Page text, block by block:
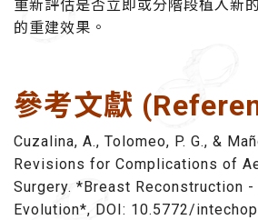
重新評估是否立即或分階段植入新
的重建效果。
參考文獻
Cuzalina, A., Tolomeo, P. G., &
Revisions for Complications of
Surgery. *Breast Reconstruction -
Evolution*, DOI: 10.5772/